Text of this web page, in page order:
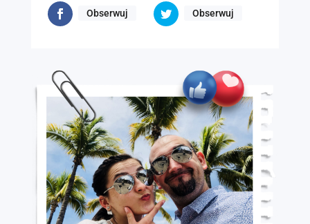
Obserwuj Obserwuj